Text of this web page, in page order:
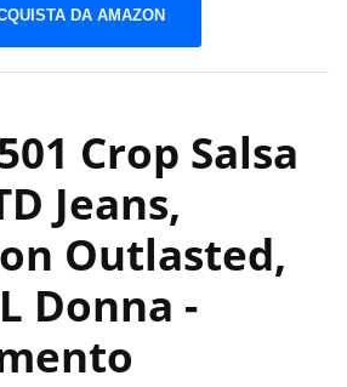
DA AMAZON
Crop Salsa
Jeans,
Outlasted,
Donna -